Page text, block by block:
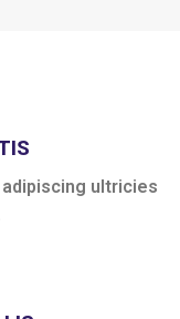
ultricies